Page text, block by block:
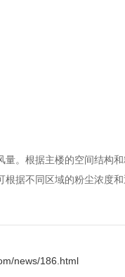
量。根据主楼的空间结构
据不同区域的粉尘浓度
news/186.html